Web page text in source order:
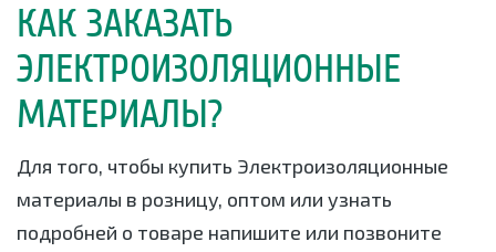
КАК ЗАКАЗАТЬ
ЭЛЕКТРОИЗОЛЯЦИОННЫЕ
МАТЕРИАЛЫ?
Для того, чтобы купить Электроизоляционные
материалы в розницу, оптом или узнать
подробней о товаре напишите или позвоните